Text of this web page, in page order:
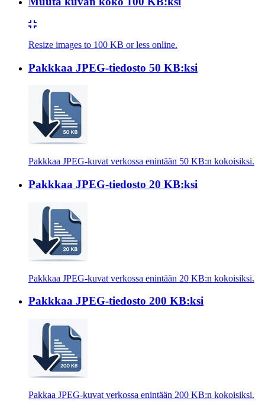
Resize images to 100 KB or less online.
Pakkkaa JPEG-tiedosto 50 KB:ksi
Pakkkaa JPEG-kuvat verkossa enintään 50 KB:n kokoisiksi.
Pakkkaa JPEG-tiedosto 20 KB:ksi
Pakkkaa JPEG-kuvat verkossa enintään 20 KB:n kokoisiksi.
Pakkkaa JPEG-tiedosto 200 KB:ksi
Pakkaa JPEG-kuvat verkossa enintään 200 KB:n kokoisiksi.